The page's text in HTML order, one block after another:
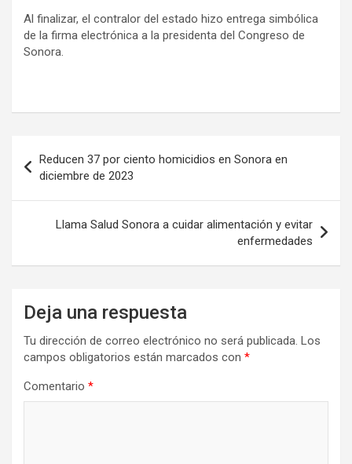
Al finalizar, el contralor del estado hizo entrega simbólica
de la firma electrónica a la presidenta del Congreso de
Sonora.
de
entradas
Reducen 37 por ciento homicidios en Sonora en
diciembre de 2023
Llama Salud Sonora a cuidar alimentación y evitar
enfermedades
Deja una respuesta
Tu dirección de correo electrónico no será publicada. Los
campos obligatorios están marcados con *
Comentario *